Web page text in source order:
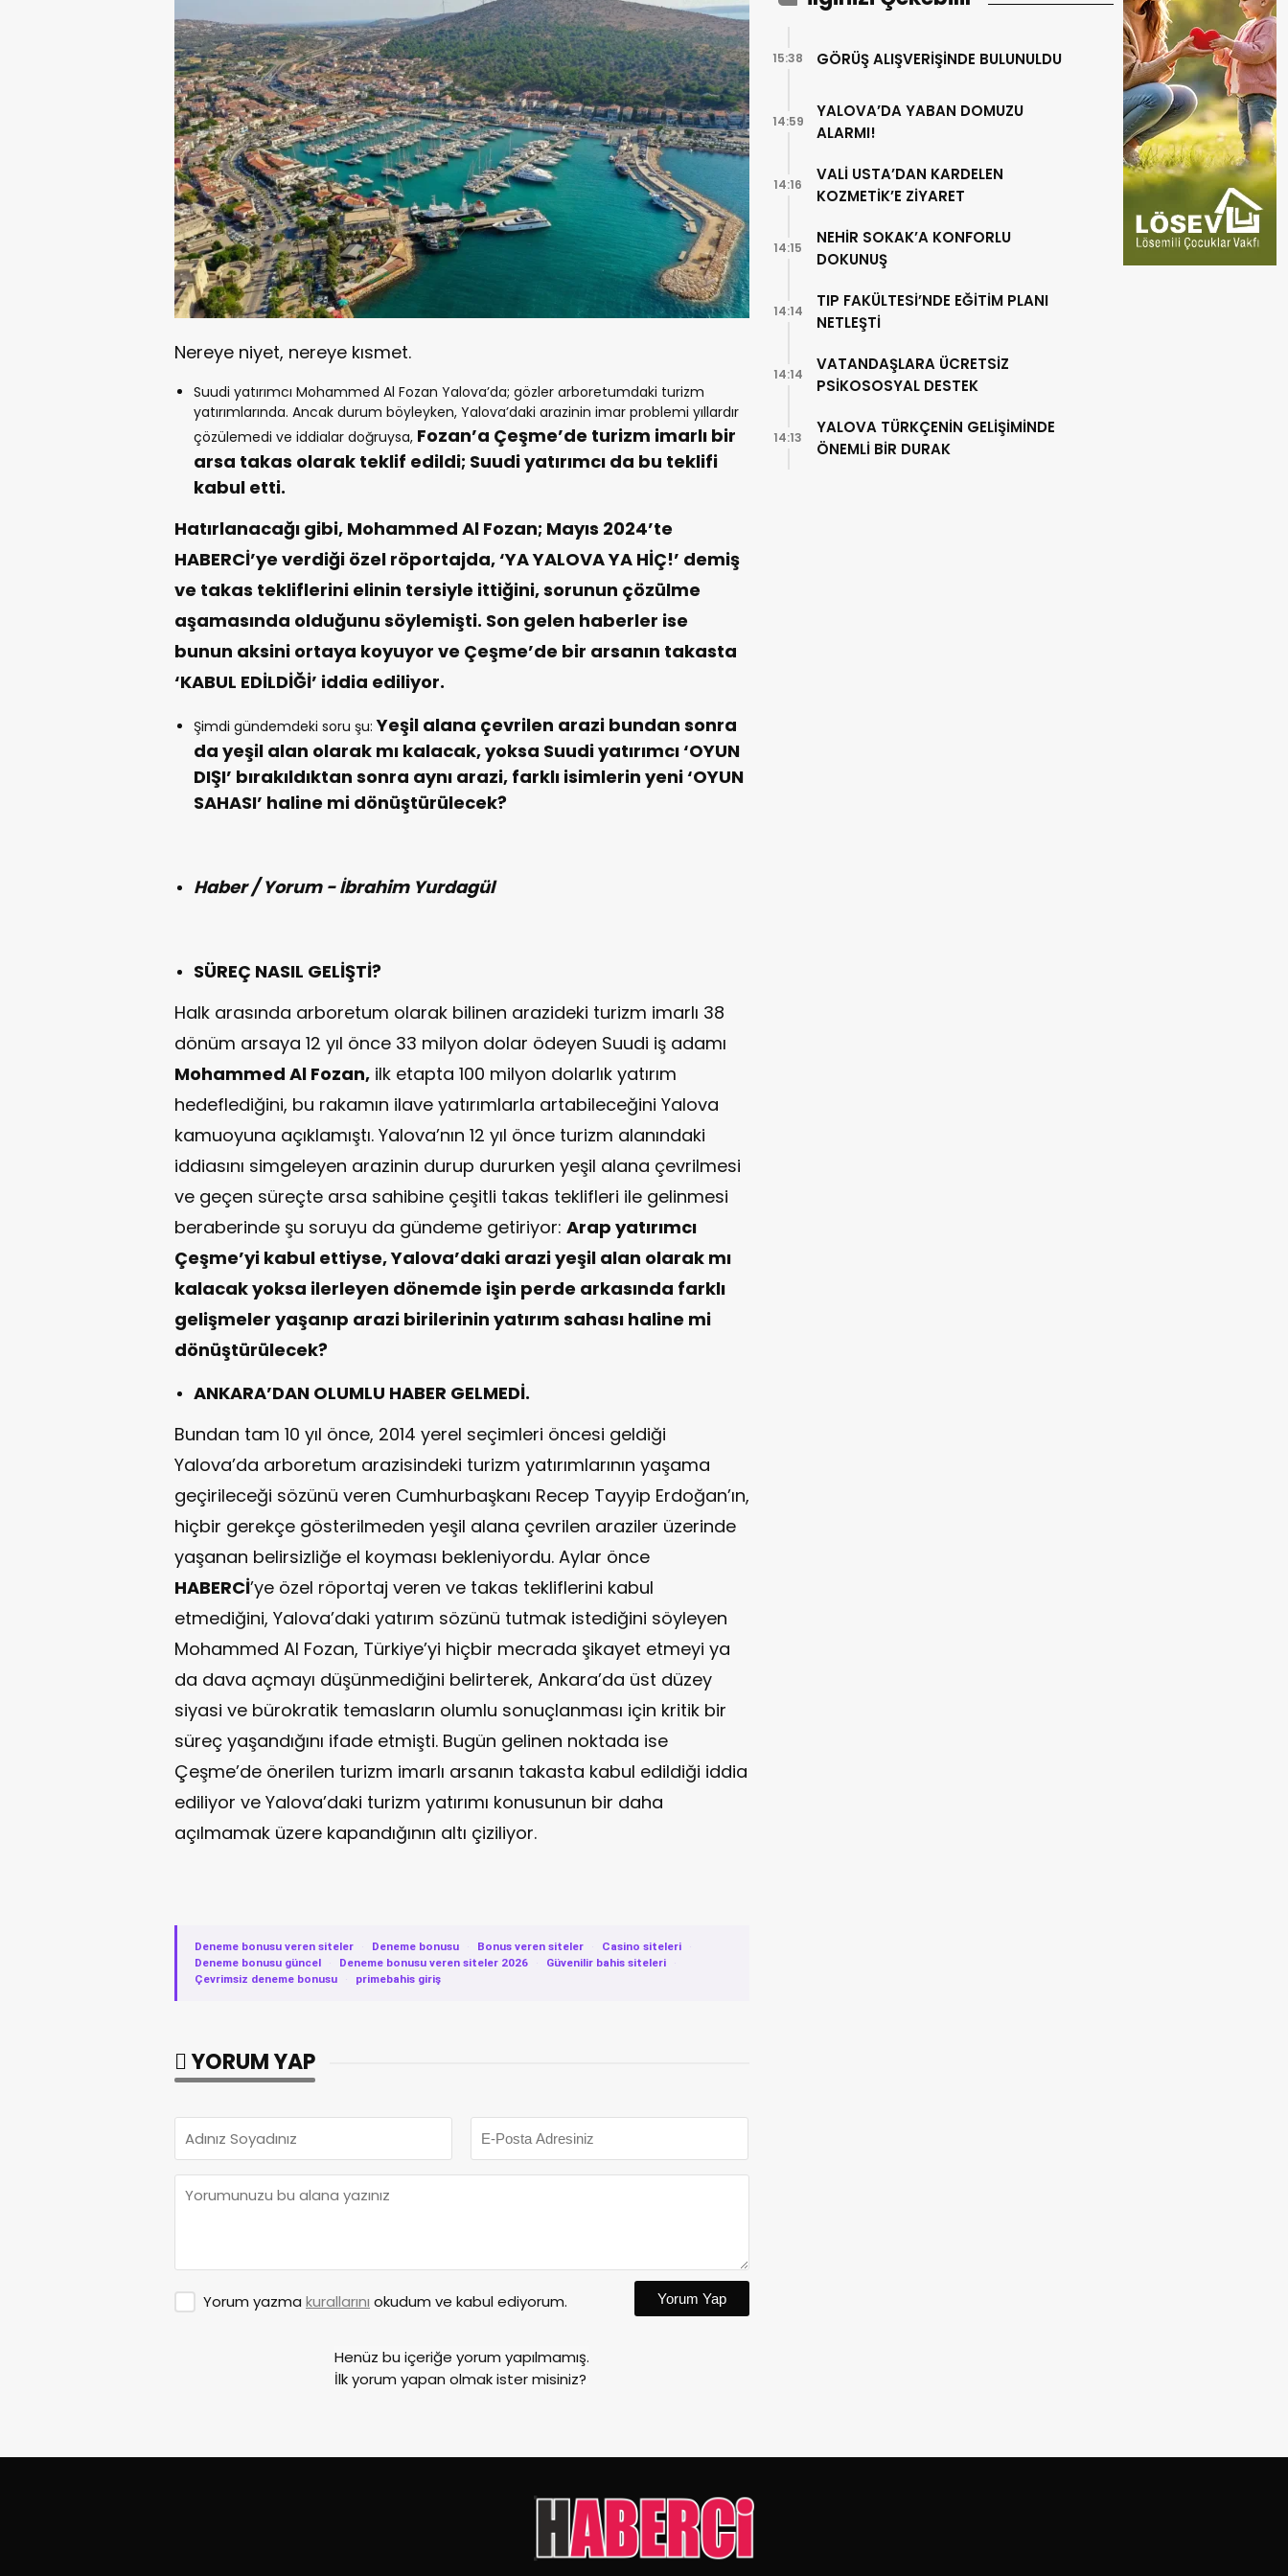
Nereye niyet, nereye kısmet.
Suudi yatırımcı Mohammed Al Fozan Yalova’da; gözler arboretumdaki turizm
yatırımlarında. Ancak durum böyleyken, Yalova’daki arazinin imar problemi yıllardır
çözülemedi ve iddialar doğruysa, Fozan’a Çeşme’de turizm imarlı bir
arsa takas olarak teklif edildi; Suudi yatırımcı da bu teklifi
kabul etti.
Hatırlanacağı gibi, Mohammed Al Fozan; Mayıs 2024’te
HABERCİ’ye verdiği özel röportajda, ‘YA YALOVA YA HİÇ!’ demiş
ve takas tekliflerini elinin tersiyle ittiğini, sorunun çözülme
aşamasında olduğunu söylemişti. Son gelen haberler ise
bunun aksini ortaya koyuyor ve Çeşme’de bir arsanın takasta
‘KABUL EDİLDİĞİ’ iddia ediliyor.
Şimdi gündemdeki soru şu: Yeşil alana çevrilen arazi bundan sonra
da yeşil alan olarak mı kalacak, yoksa Suudi yatırımcı ‘OYUN
DIŞI’ bırakıldıktan sonra aynı arazi, farklı isimlerin yeni ‘OYUN
SAHASI’ haline mi dönüştürülecek?
Haber / Yorum - İbrahim Yurdagül
SÜREÇ NASIL GELİŞTİ?
Halk arasında arboretum olarak bilinen arazideki turizm imarlı 38
dönüm arsaya 12 yıl önce 33 milyon dolar ödeyen Suudi iş adamı
Mohammed Al Fozan, ilk etapta 100 milyon dolarlık yatırım
hedeflediğini, bu rakamın ilave yatırımlarla artabileceğini Yalova
kamuoyuna açıklamıştı. Yalova’nın 12 yıl önce turizm alanındaki
iddiasını simgeleyen arazinin durup dururken yeşil alana çevrilmesi
ve geçen süreçte arsa sahibine çeşitli takas teklifleri ile gelinmesi
beraberinde şu soruyu da gündeme getiriyor: Arap yatırımcı
Çeşme’yi kabul ettiyse, Yalova’daki arazi yeşil alan olarak mı
kalacak yoksa ilerleyen dönemde işin perde arkasında farklı
gelişmeler yaşanıp arazi birilerinin yatırım sahası haline mi
dönüştürülecek?
ANKARA’DAN OLUMLU HABER GELMEDİ.
Bundan tam 10 yıl önce, 2014 yerel seçimleri öncesi geldiği
Yalova’da arboretum arazisindeki turizm yatırımlarının yaşama
geçirileceği sözünü veren Cumhurbaşkanı Recep Tayyip Erdoğan’ın,
hiçbir gerekçe gösterilmeden yeşil alana çevrilen araziler üzerinde
yaşanan belirsizliğe el koyması bekleniyordu. Aylar önce
HABERCİ’ye özel röportaj veren ve takas tekliflerini kabul
etmediğini, Yalova’daki yatırım sözünü tutmak istediğini söyleyen
Mohammed Al Fozan, Türkiye’yi hiçbir mecrada şikayet etmeyi ya
da dava açmayı düşünmediğini belirterek, Ankara’da üst düzey
siyasi ve bürokratik temasların olumlu sonuçlanması için kritik bir
süreç yaşandığını ifade etmişti. Bugün gelinen noktada ise
Çeşme’de önerilen turizm imarlı arsanın takasta kabul edildiği iddia
ediliyor ve Yalova’daki turizm yatırımı konusunun bir daha
açılmamak üzere kapandığının altı çiziliyor.
Deneme bonusu veren siteler · Deneme bonusu · Bonus veren siteler · Casino siteleri
·
Deneme bonusu güncel
· Deneme bonusu veren siteler 2026 · Güvenilir bahis siteleri
·
Çevrimsiz deneme bonusu
· primebahis giriş
YORUM YAP
Yorum yazma kurallarını okudum ve kabul ediyorum. Yorum Yap
Henüz bu içeriğe yorum yapılmamış.
İlk yorum yapan olmak ister misiniz?
GÖRÜŞ ALIŞVERİŞİNDE BULUNULDU
15:38
YALOVA’DA YABAN DOMUZU
ALARMI!
14:59
VALİ USTA’DAN KARDELEN
KOZMETİK’E ZİYARET
14:16
NEHİR SOKAK’A KONFORLU
DOKUNUŞ
14:15
TIP FAKÜLTESİ’NDE EĞİTİM PLANI
NETLEŞTİ
14:14
VATANDAŞLARA ÜCRETSİZ
PSİKOSOSYAL DESTEK
14:14
YALOVA TÜRKÇENİN GELİŞİMİNDE
ÖNEMLİ BİR DURAK
14:13